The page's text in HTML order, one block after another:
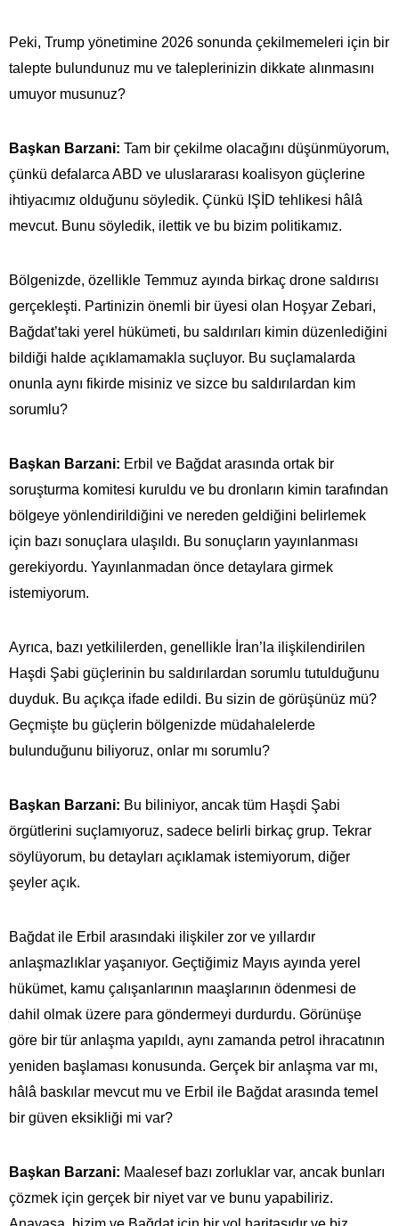
Peki, Trump yönetimine 2026 sonunda çekilmemeleri için bir
talepte bulundunuz mu ve taleplerinizin dikkate alınmasını
umuyor musunuz?
Başkan Barzani: Tam bir çekilme olacağını düşünmüyorum,
çünkü defalarca ABD ve uluslararası koalisyon güçlerine
ihtiyacımız olduğunu söyledik. Çünkü IŞİD tehlikesi hâlâ
mevcut. Bunu söyledik, ilettik ve bu bizim politikamız.
Bölgenizde, özellikle Temmuz ayında birkaç drone saldırısı
gerçekleşti. Partinizin önemli bir üyesi olan Hoşyar Zebari,
Bağdat’taki yerel hükümeti, bu saldırıları kimin düzenlediğini
bildiği halde açıklamamakla suçluyor. Bu suçlamalarda
onunla aynı fikirde misiniz ve sizce bu saldırılardan kim
sorumlu?
Başkan Barzani: Erbil ve Bağdat arasında ortak bir
soruşturma komitesi kuruldu ve bu dronların kimin tarafından
bölgeye yönlendirildiğini ve nereden geldiğini belirlemek
için bazı sonuçlara ulaşıldı. Bu sonuçların yayınlanması
gerekiyordu. Yayınlanmadan önce detaylara girmek
istemiyorum.
Ayrıca, bazı yetkililerden, genellikle İran’la ilişkilendirilen
Haşdi Şabi güçlerinin bu saldırılardan sorumlu tutulduğunu
duyduk. Bu açıkça ifade edildi. Bu sizin de görüşünüz mü?
Geçmişte bu güçlerin bölgenizde müdahalelerde
bulunduğunu biliyoruz, onlar mı sorumlu?
Başkan Barzani: Bu biliniyor, ancak tüm Haşdi Şabi
örgütlerini suçlamıyoruz, sadece belirli birkaç grup. Tekrar
söylüyorum, bu detayları açıklamak istemiyorum, diğer
şeyler açık.
Bağdat ile Erbil arasındaki ilişkiler zor ve yıllardır
anlaşmazlıklar yaşanıyor. Geçtiğimiz Mayıs ayında yerel
hükümet, kamu çalışanlarının maaşlarının ödenmesi de
dahil olmak üzere para göndermeyi durdurdu. Görünüşe
göre bir tür anlaşma yapıldı, aynı zamanda petrol ihracatının
yeniden başlaması konusunda. Gerçek bir anlaşma var mı,
hâlâ baskılar mevcut mu ve Erbil ile Bağdat arasında temel
bir güven eksikliği mi var?
Başkan Barzani: Maalesef bazı zorluklar var, ancak bunları
çözmek için gerçek bir niyet var ve bunu yapabiliriz.